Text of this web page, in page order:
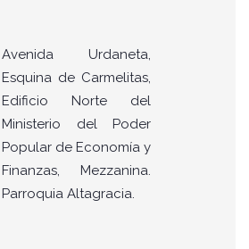
Avenida Urdaneta,
Esquina de Carmelitas,
Edificio Norte del
Ministerio del Poder
Popular de Economía y
Finanzas, Mezzanina.
Parroquia Altagracia.